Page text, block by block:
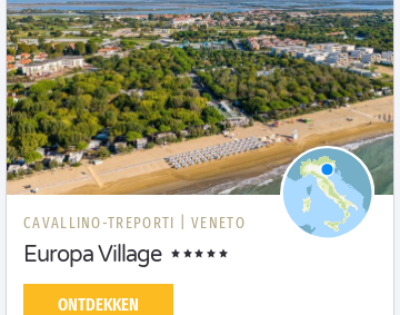
CAVALLINO-TREPORTI | VENETO
Europa Village
ONTDEKKEN